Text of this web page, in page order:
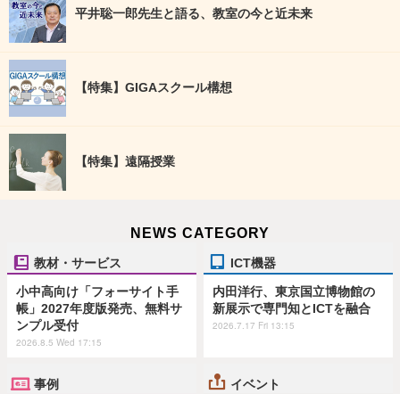
平井聡一郎先生と語る、教室の今と近未来
【特集】GIGAスクール構想
【特集】遠隔授業
NEWS CATEGORY
教材・サービス
小中高向け「フォーサイト手
帳」2027年度版発売、無料サ
ンプル受付
2026.8.5 Wed 17:15
ICT機器
内田洋行、東京国立博物館の
新展示で専門知とICTを融合
2026.7.17 Fri 13:15
事例 イベント